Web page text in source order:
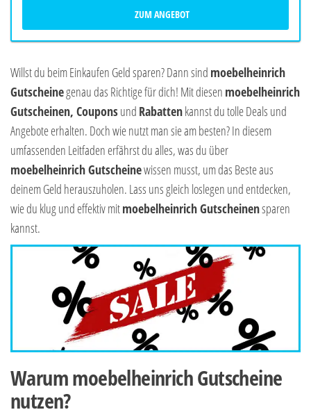
ZUM ANGEBOT
Willst du beim Einkaufen Geld sparen? Dann sind moebelheinrich
Gutscheinegenau das Richtige für dich! Mit diesen moebelheinrich
Gutscheinen, Couponsund Rabattenkannst du tolle Deals und
Angebote erhalten. Doch wie nutzt man sie am besten? In diesem
umfassenden Leitfaden erfährst du alles, was du über
moebelheinrich Gutscheinewissen musst, um das Beste aus
deinem Geld herauszuholen. Lass uns gleich loslegen und entdecken,
wie du klug und effektiv mitmoebelheinrich Gutscheinensparen
kannst.
Warum moebelheinrich Gutscheine
nutzen?